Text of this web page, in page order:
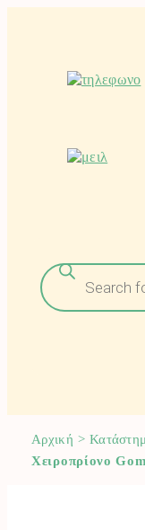
Αναζήτηση
προϊόντων
Αρχική >
Χειροπρίονο